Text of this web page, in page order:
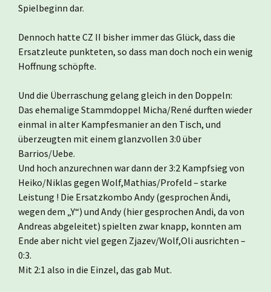
Spielbeginn dar.
Dennoch hatte CZ II bisher immer das Glück, dass die
Ersatzleute punkteten, so dass man doch noch ein wenig
Hoffnung schöpfte.
Und die Überraschung gelang gleich in den Doppeln:
Das ehemalige Stammdoppel Micha/René durften wieder
einmal in alter Kampfesmanier an den Tisch, und
überzeugten mit einem glanzvollen 3:0 über
Barrios/Uebe.
Und hoch anzurechnen war dann der 3:2 Kampfsieg von
Heiko/Niklas gegen Wolf,Mathias/Profeld – starke
Leistung ! Die Ersatzkombo Andy (gesprochen Ändi,
wegen dem „Y“) und Andy (hier gesprochen Andi, da von
Andreas abgeleitet) spielten zwar knapp, konnten am
Ende aber nicht viel gegen Zjazev/Wolf,Oli ausrichten –
0:3.
Mit 2:1 also in die Einzel, das gab Mut.